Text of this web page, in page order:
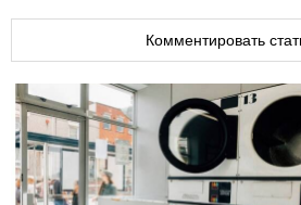
Комментировать